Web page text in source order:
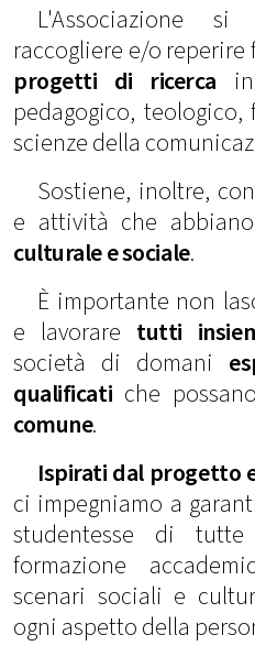
L'Associazione
raccogliere e/o
progetti di ricerca
pedagogico,
scienze della
Sostiene, inoltre,
e attività che abbiano
culturale e sociale.
È importante non
e lavorare tutti
società di domani
qualificati che
comune.
Ispirati dal progetto
ci impegniamo a
studentesse di
formazione
scenari sociali e
ogni aspetto della